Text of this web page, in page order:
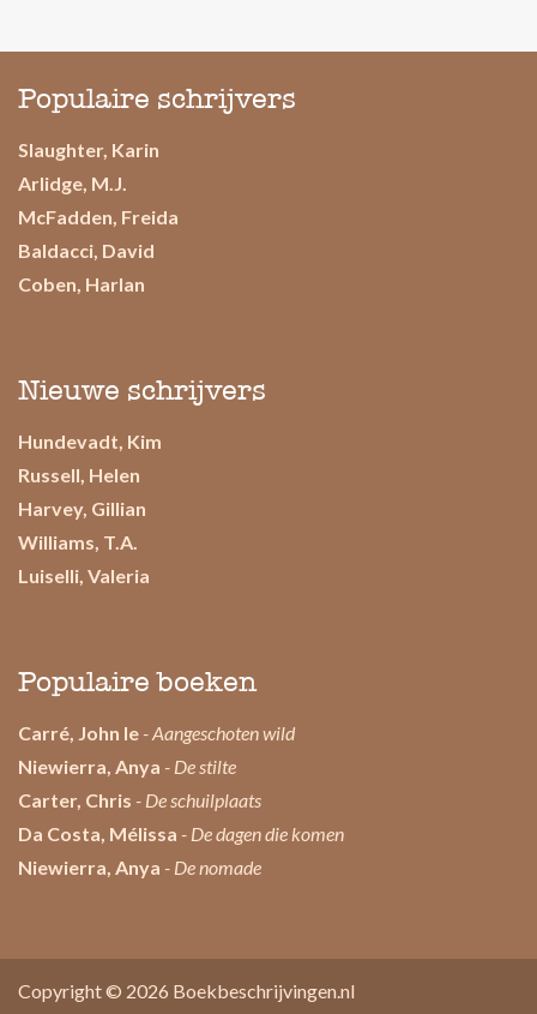
Populaire schrijvers
Slaughter, Karin
Arlidge, M.J.
McFadden, Freida
Baldacci, David
Coben, Harlan
Nieuwe schrijvers
Hundevadt, Kim
Russell, Helen
Harvey, Gillian
Williams, T.A.
Luiselli, Valeria
Populaire boeken
Carré, John le - Aangeschoten wild
Niewierra, Anya - De stilte
Carter, Chris - De schuilplaats
Da Costa, Mélissa - De dagen die komen
Niewierra, Anya - De nomade
Copyright © 2026 Boekbeschrijvingen.nl